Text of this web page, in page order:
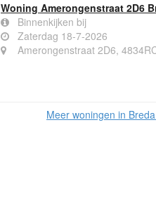
Woning Amerongenstraat 2D6
Binnenkijken bij
Zaterdag 18-7-2026
Amerongenstraat 2D6,
Meer woningen in